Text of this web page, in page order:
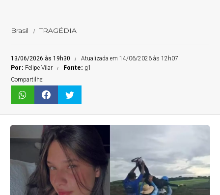
Brasil TRAGÉDIA
13/06/2026 às 19h30
Atualizada em 14/06/2026 às 12h07
Por: Felipe Vilar Fonte: g1
Compartilhe: